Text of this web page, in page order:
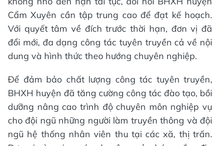
Cẩm Xuyên cần tập trung cao để đạt kế hoạch.
Với quyết tâm về đích trước thời hạn, đơn vị đã
đổi mới, đa dạng công tác tuyên truyền cả về nội
dung và hình thức theo hướng chuyên nghiệp.
Để đảm bảo chất lượng công tác tuyên truyền,
BHXH huyện đã tăng cường công tác đào tạo, bồi
dưỡng nâng cao trình độ chuyên môn nghiệp vụ
cho đội ngũ những người làm truyền thông và đội
ngũ hệ thống nhân viên thu tại các xã, thị trấn.